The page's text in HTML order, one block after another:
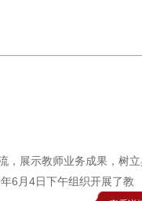
，展示教师业务成果，树
6月4日下午组织开展了教